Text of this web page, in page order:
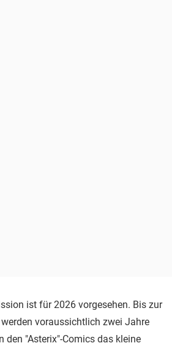
ist für 2026 vorgesehen. Bis zur
voraussichtlich zwei Jahre
den "Asterix"-Comics das kleine